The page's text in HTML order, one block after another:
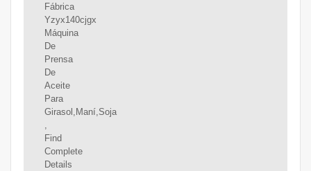
Fábrica
Yzyx140cjgx
Máquina
De
Prensa
De
Aceite
Para
Girasol,Maní,Soja
,
Find
Complete
Details